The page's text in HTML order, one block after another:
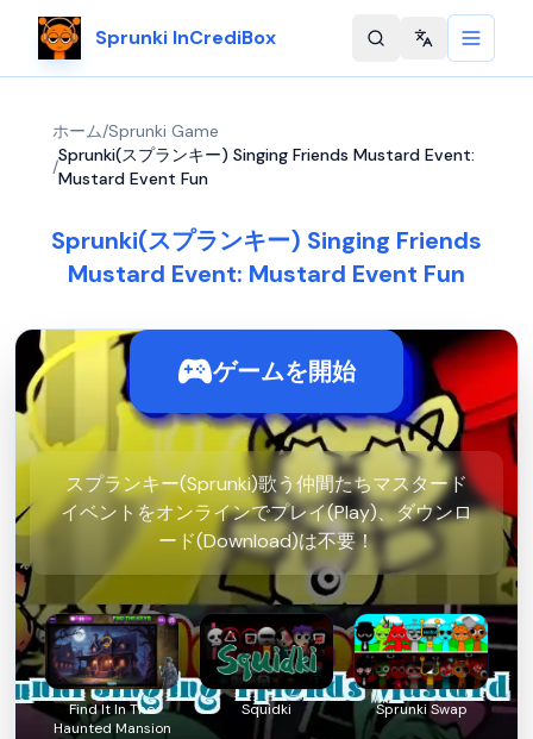
Sprunki InCrediBox Change
ホーム/Sprunki Game
/
Sprunki(スプランキー) Singing Friends Mustard Event:
Mustard Event Fun
Sprunki(スプランキー) Singing Friends
Mustard Event: Mustard Event Fun
ゲームを開始
スプランキー(Sprunki)歌う仲間たちマスタード
イベントをオンラインでプレイ(Play)、ダウンロ
ード(Download)は不要！
Find It In The
Haunted Mansion
Squidki Sprunki Swap